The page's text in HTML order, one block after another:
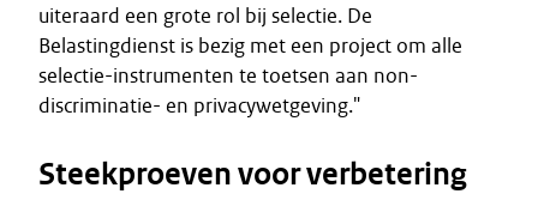
uiteraard een grote rol bij selectie. De
Belastingdienst is bezig met een project om alle
selectie-instrumenten te toetsen aan non-
discriminatie- en privacywetgeving."
Steekproeven voor verbetering